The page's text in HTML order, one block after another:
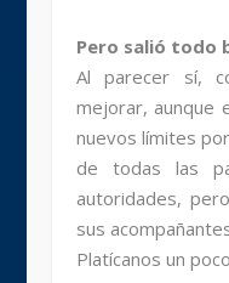
Pero salió todo
Al parecer sí,
mejorar, aunque
nuevos límites
de todas las
autoridades,
sus
Platícanos un